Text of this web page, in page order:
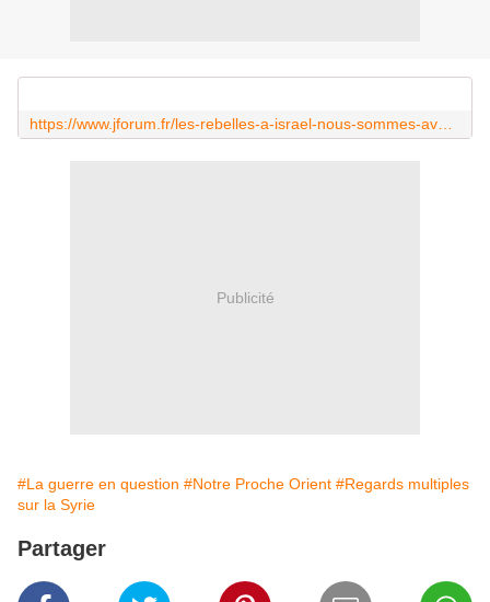
Publicité
#La guerre en question #Notre Proche Orient #Regards multiples
sur la Syrie
Partager